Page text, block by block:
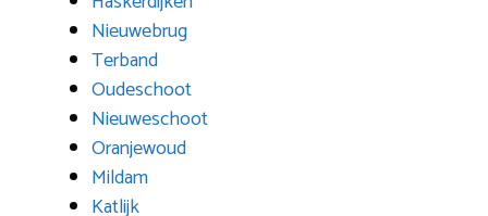
Nieuwebrug
Terband
Oudeschoot
Nieuweschoot
Oranjewoud
Mildam
Katlijk